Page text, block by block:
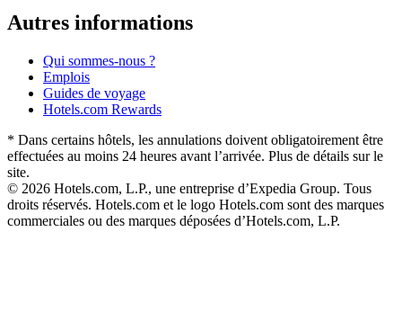
Autres informations
Qui sommes-nous ?
Emplois
Guides de voyage
Hotels.com Rewards
* Dans certains hôtels, les annulations doivent obligatoirement être
effectuées au moins 24 heures avant l’arrivée. Plus de détails sur le
site.
© 2026 Hotels.com, L.P., une entreprise d’Expedia Group. Tous
droits réservés. Hotels.com et le logo Hotels.com sont des marques
commerciales ou des marques déposées d’Hotels.com, L.P.